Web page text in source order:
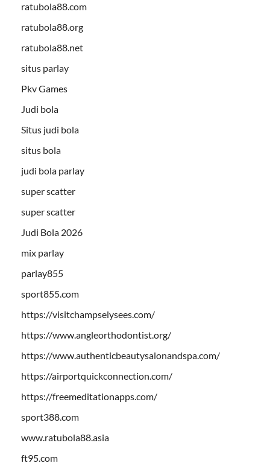
ratubola88.com
ratubola88.org
ratubola88.net
situs parlay
Pkv Games
Judi bola
Situs judi bola
situs bola
judi bola parlay
super scatter
super scatter
Judi Bola 2026
mix parlay
parlay855
sport855.com
https://visitchampselysees.com/
https://www.angleorthodontist.org/
https://www.authenticbeautysalonandspa.com/
https://airportquickconnection.com/
https://freemeditationapps.com/
sport388.com
www.ratubola88.asia
ft95.com